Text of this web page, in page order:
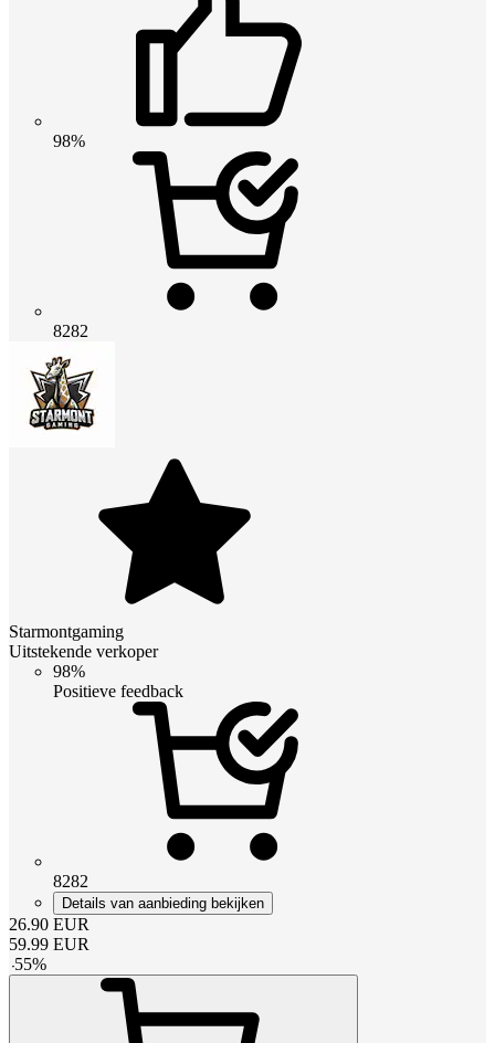
98%
8282
Starmontgaming
Uitstekende verkoper
98%
Positieve feedback
8282
Details van aanbieding bekijken
26.90 EUR
59.99 EUR
-55%